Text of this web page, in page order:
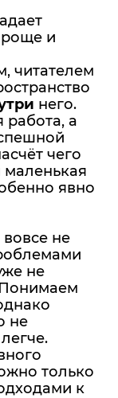
и
читателем
него.
работа, а
чего
маленькая
явно
не
не
не
только
к